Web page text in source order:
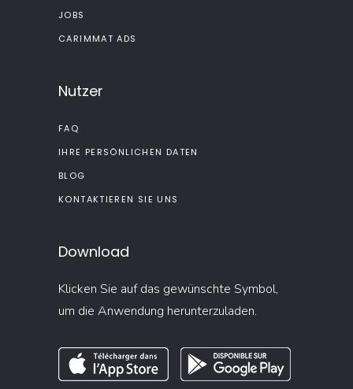
JOBS
CARIMMAT ADS
Nutzer
FAQ
IHRE PERSÖNLICHEN DATEN
BLOG
KONTAKTIEREN SIE UNS
Download
Klicken Sie auf das gewünschte Symbol,
um die Anwendung herunterzuladen.